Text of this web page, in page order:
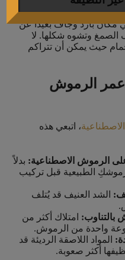
مكان بارد وجاف بعيدًا عن
الصمغ وتشوه شكلها. لا
حيث يمكن أن تتراكم
عمر الرموش
، اتبعي هذه
الرموش الاصطناعية: بدلاً
الطبيعية قبل تركيب
الشد العنيف قد يُتلف
بالتناوب: امتلاك أكثر من
واحدة من الرموش.
المواد اللاصقة الرديئة قد
أكثر صعوبة.